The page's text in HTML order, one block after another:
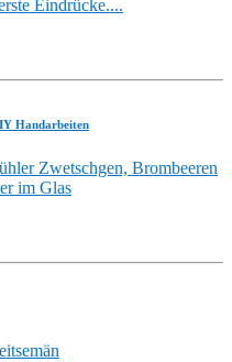
Eindrücke....
Handarbeiten
Zwetschgen, Brombeeren
im Glas